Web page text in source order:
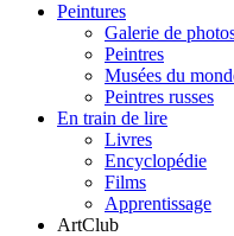
Peintures
Galerie de
Peintres
Musées du
Peintres russes
En train de lire
Livres
Encyclopédie
Films
Apprentissage
ArtClub